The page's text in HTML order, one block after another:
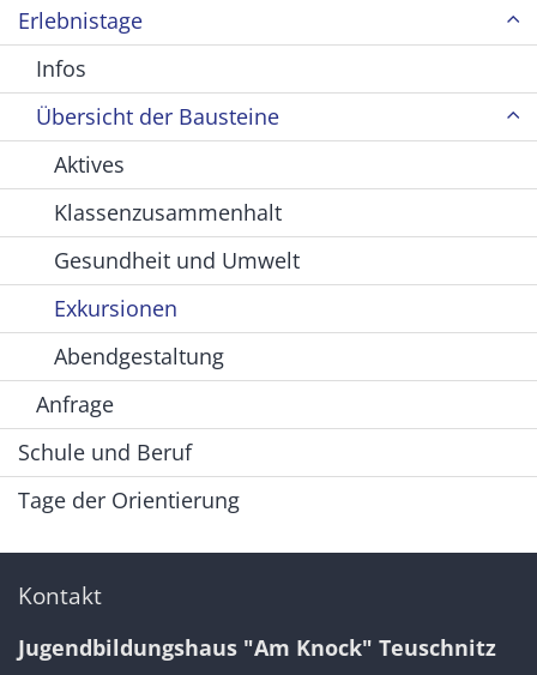
Erlebnistage
Infos
Übersicht der Bausteine
Aktives
Klassenzusammenhalt
Gesundheit und Umwelt
Exkursionen
Abendgestaltung
Anfrage
Schule und Beruf
Tage der Orientierung
Kontakt
Jugendbildungshaus "Am Knock" Teuschnitz